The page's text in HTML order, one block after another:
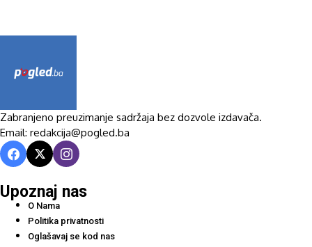
Zabranjeno preuzimanje sadržaja bez dozvole izdavača.
Email: redakcija@pogled.ba
Upoznaj nas
O Nama
Politika privatnosti
Oglašavaj se kod nas